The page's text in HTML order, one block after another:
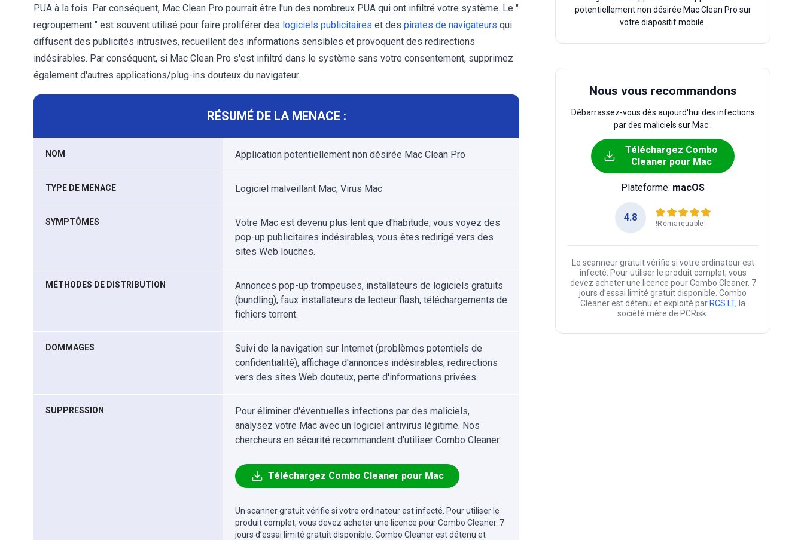
PUA à la fois. Par conséquent, Mac Clean Pro pourrait être l'un des nombreux PUA qui ont infiltré votre système. Le "
regroupement " est souvent utilisé pour faire proliférer des logiciels publicitaires et des pirates de navigateurs qui
diffusent des publicités intrusives, recueillent des informations sensibles et provoquent des redirections
indésirables. Par conséquent, si Mac Clean Pro s'est infiltré dans le système sans votre consentement, supprimez
également d'autres applications/plug-ins douteux du navigateur.
RÉSUMÉ DE LA MENACE :
NOM Application potentiellement non désirée Mac Clean Pro
TYPE DE MENACE Logiciel malveillant Mac, Virus Mac
SYMPTÔMES
Votre Mac est devenu plus lent que d'habitude, vous voyez des
pop-up publicitaires indésirables, vous êtes redirigé vers des
sites Web louches.
MÉTHODES DE DISTRIBUTION
Annonces pop-up trompeuses, installateurs de logiciels gratuits
(bundling), faux installateurs de lecteur flash, téléchargements de
fichiers torrent.
DOMMAGES
Suivi de la navigation sur Internet (problèmes potentiels de
confidentialité), affichage d'annonces indésirables, redirections
vers des sites Web douteux, perte d'informations privées.
SUPPRESSION
Pour éliminer d'éventuelles infections par des maliciels,
analysez votre Mac avec un logiciel antivirus légitime. Nos
chercheurs en sécurité recommandent d'utiliser Combo Cleaner.
Téléchargez Combo Cleaner pour Mac
Un scanner gratuit vérifie si votre ordinateur est infecté. Pour utiliser le
produit complet, vous devez acheter une licence pour Combo Cleaner. 7
jours d’essai limité gratuit disponible. Combo Cleaner est détenu et
potentiellement non désirée Mac Clean Pro sur
votre diapositif mobile.
Nous vous recommandons
Débarrassez-vous dès aujourd'hui des infections
par des maliciels sur Mac :
Téléchargez Combo
Cleaner pour Mac
Plateforme: macOS
4.8
!Remarquable!
Le scanneur gratuit vérifie si votre ordinateur est
infecté. Pour utiliser le produit complet, vous
devez acheter une licence pour Combo Cleaner. 7
jours d’essai limité gratuit disponible. Combo
Cleaner est détenu et exploité par RCS LT, la
société mère de PCRisk.